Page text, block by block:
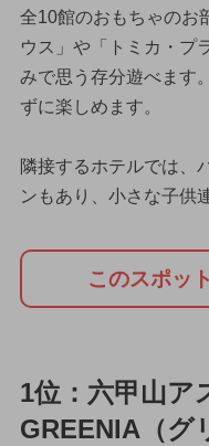
全10館のおもちゃのお
ウス」や「トミカ・プ
みで思う存分遊べます
ずに楽しめます。
隣接するホテルでは、
ンもあり、小さな子供
このスポッ
1位：六甲山ア
GREENIA（グ